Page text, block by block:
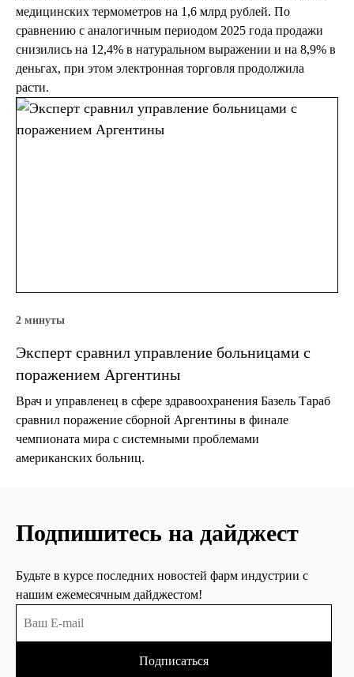
медицинских термометров на 1,6 млрд рублей. По
сравнению с аналогичным периодом 2025 года продажи
снизились на 12,4% в натуральном выражении и на 8,9% в
деньгах, при этом электронная торговля продолжила
расти.
2 минуты
Эксперт сравнил управление больницами с
поражением Аргентины
Врач и управленец в сфере здравоохранения Базель Тараб
сравнил поражение сборной Аргентины в финале
чемпионата мира с системными проблемами
американских больниц.
Подпишитесь на дайджест
Будьте в курсе последних новостей фарм индустрии с
нашим ежемесячным дайджестом!
Подписаться